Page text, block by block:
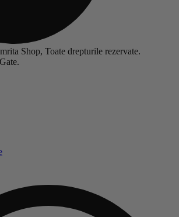
Shop, Toate drepturile rezervate.